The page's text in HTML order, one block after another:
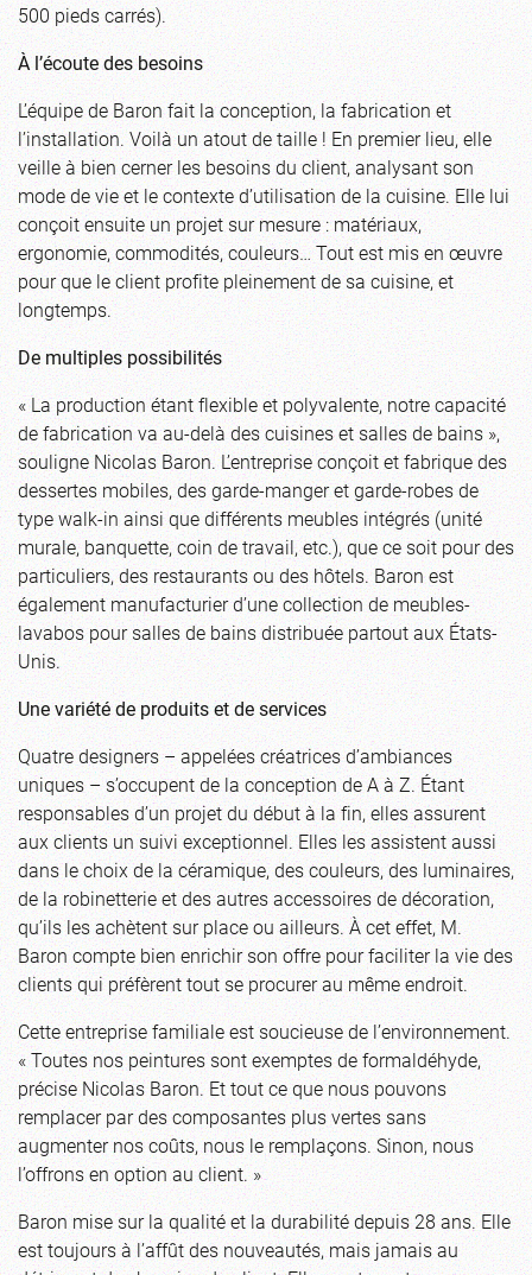
500 pieds carrés).
À l’écoute des besoins
L’équipe de Baron fait la conception, la fabrication et
l’installation. Voilà un atout de taille ! En premier lieu, elle
veille à bien cerner les besoins du client, analysant son
mode de vie et le contexte d’utilisation de la cuisine. Elle lui
conçoit ensuite un projet sur mesure : matériaux,
ergonomie, commodités, couleurs… Tout est mis en œuvre
pour que le client profite pleinement de sa cuisine, et
longtemps.
De multiples possibilités
« La production étant flexible et polyvalente, notre capacité
de fabrication va au-delà des cuisines et salles de bains »,
souligne Nicolas Baron. L’entreprise conçoit et fabrique des
dessertes mobiles, des garde-manger et garde-robes de
type walk-in ainsi que différents meubles intégrés (unité
murale, banquette, coin de travail, etc.), que ce soit pour des
particuliers, des restaurants ou des hôtels. Baron est
également manufacturier d’une collection de meubles-
lavabos pour salles de bains distribuée partout aux États-
Unis.
Une variété de produits et de services
Quatre designers – appelées créatrices d’ambiances
uniques – s’occupent de la conception de A à Z. Étant
responsables d’un projet du début à la fin, elles assurent
aux clients un suivi exceptionnel. Elles les assistent aussi
dans le choix de la céramique, des couleurs, des luminaires,
de la robinetterie et des autres accessoires de décoration,
qu’ils les achètent sur place ou ailleurs. À cet effet, M.
Baron compte bien enrichir son offre pour faciliter la vie des
clients qui préfèrent tout se procurer au même endroit.
Cette entreprise familiale est soucieuse de l’environnement.
« Toutes nos peintures sont exemptes de formaldéhyde,
précise Nicolas Baron. Et tout ce que nous pouvons
remplacer par des composantes plus vertes sans
augmenter nos coûts, nous le remplaçons. Sinon, nous
l’offrons en option au client. »
Baron mise sur la qualité et la durabilité depuis 28 ans. Elle
est toujours à l’affût des nouveautés, mais jamais au